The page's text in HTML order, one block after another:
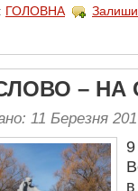
ГОЛОВНА
– НА
11 Березня